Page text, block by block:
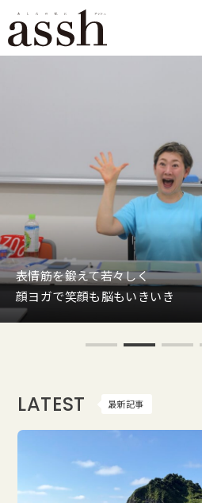
表情筋を鍛えて若々しく
顔ヨガで笑顔も脳もいきいき
LATEST 最新記事